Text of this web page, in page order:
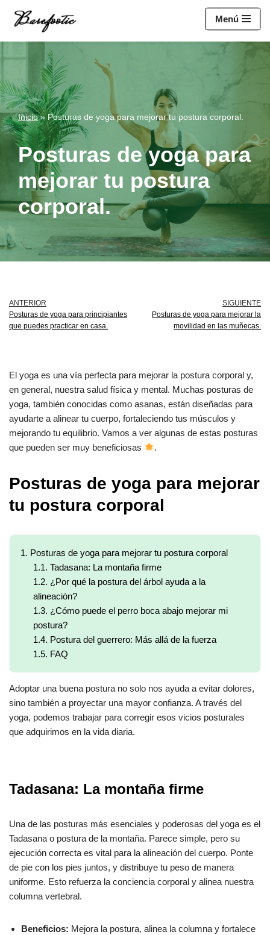
Saltar
contenido
Menú
Inicio» Posturas de yoga para mejorar tu postura corporal.
Posturas de yoga para
mejorar tu postura
corporal.
ANTERIOR
Posturas de yoga para principiantes
que puedes practicar en casa.
SIGUIENTE
Posturas de yoga para mejorar la
movilidad en las muñecas.
El yoga es una vía perfecta para mejorar la postura corporal y,
en general, nuestra salud física y mental. Muchas posturas de
yoga, también conocidas como asanas, están diseñadas para
ayudarte a alinear tu cuerpo, fortaleciendo tus músculos y
mejorando tu equilibrio. Vamos a ver algunas de estas posturas
que pueden ser muy beneficiosas
.
Posturas de yoga para mejorar
tu postura corporal
1. Posturas de yoga para mejorar tu postura corporal
1.1. Tadasana: La montaña firme
1.2. ¿Por qué la postura del árbol ayuda a la
alineación?
1.3. ¿Cómo puede el perro boca abajo mejorar mi
postura?
1.4. Postura del guerrero: Más allá de la fuerza
1.5. FAQ
Adoptar una buena postura no solo nos ayuda a evitar dolores,
sino también a proyectar una mayor confianza. A través del
yoga, podemos trabajar para corregir esos vicios posturales
que adquirimos en la vida diaria.
Tadasana: La montaña firme
Una de las posturas más esenciales y poderosas del yoga es el
Tadasana o postura de la montaña. Parece simple, pero su
ejecución correcta es vital para la alineación del cuerpo. Ponte
de pie con los pies juntos, y distribuye tu peso de manera
uniforme. Esto refuerza la conciencia corporal y alinea nuestra
columna vertebral.
Beneficios: Mejora la postura, alinea la columna y fortalece